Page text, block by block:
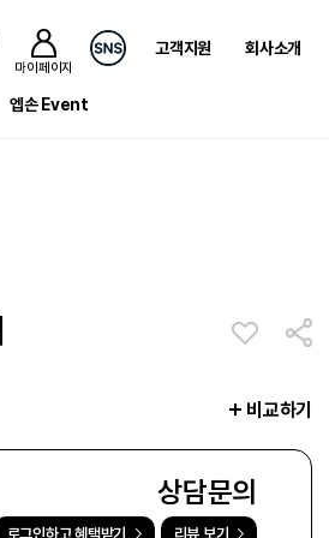
마이페이지
고객지원 회사소개
엡손 Event
비교하기
상담문의
로그인하고 혜택받기 리뷰 보기